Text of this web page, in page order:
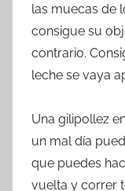
las muecas de
consigue su
contrario.
leche se vaya
Una gilipollez
un mal día
que puedes
vuelta y correr